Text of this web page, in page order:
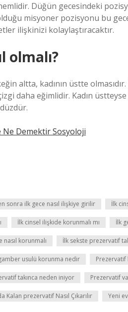
Düğün gecesindeki
misyoner pozisyonu bu
ilişkinizi kolaylaştıracaktır.
olmalı?
altta, kadının üstte
daha eğimlidir. Kadın
Demektir Sosyoloji
sonra ilk gece nasıl ilişkiye girilir İlk
İlk cinsel ilişkide korunmalı mı İlk
nasıl korunmalı İlk sekste prezervatif
usulü korunma nedir Prezervatif
takınca neden iniyor Prezervatif
Kalan prezervatif Nasıl Çıkarılır Yeni